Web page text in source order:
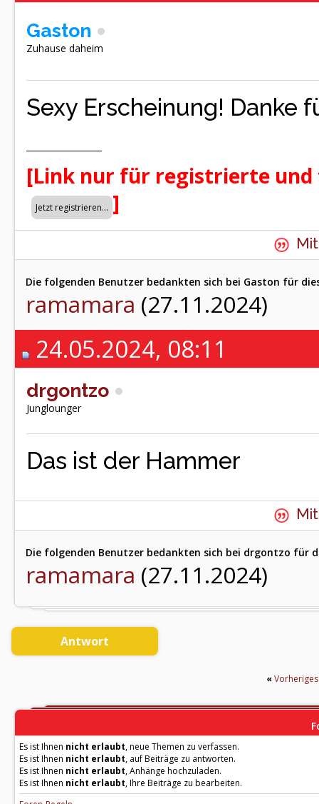
Gaston
Zuhause daheim
Sexy Erscheinung! Danke
[Link nur für registrierte
]
Die folgenden Benutzer bedankten sich bei Gaston für
ramamara (27.11.2024)
24.05.2024, 08:11
drgontzo
Junglounger
Das ist der Hammer
Die folgenden Benutzer bedankten sich bei drgontzo für
ramamara (27.11.2024)
Antwort
«
Es ist Ihnen nicht erlaubt, neue Themen zu verfassen.
Es ist Ihnen nicht erlaubt, auf Beiträge zu antworten.
Es ist Ihnen nicht erlaubt, Anhänge hochzuladen.
Es ist Ihnen nicht erlaubt, Ihre Beiträge zu bearbeiten.